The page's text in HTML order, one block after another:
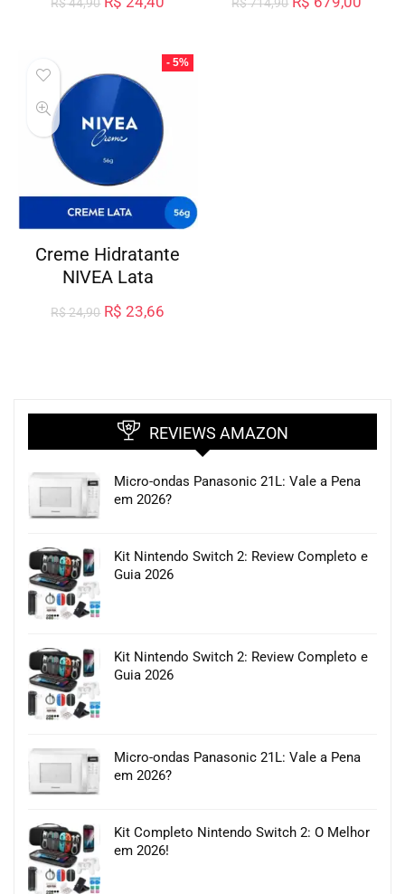
- 5%
Creme Hidratante
NIVEA Lata
R$24,90 R$ 23,66
REVIEWS AMAZON
Micro-ondas Panasonic 21L: Vale a Pena
em 2026?
Kit Nintendo Switch 2: Review Completo e
Guia 2026
Kit Nintendo Switch 2: Review Completo e
Guia 2026
Micro-ondas Panasonic 21L: Vale a Pena
em 2026?
Kit Completo Nintendo Switch 2: O Melhor
em 2026!